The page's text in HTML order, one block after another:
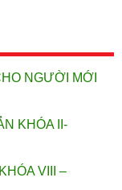
NGƯỜI MỚI
KHÓA II-
VIII –